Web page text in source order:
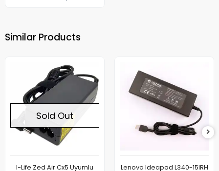
Similar Products
Sold Out
I-Life Zed Air Cx5 Uyumlu
Lenovo Ideapad L340-15IRH